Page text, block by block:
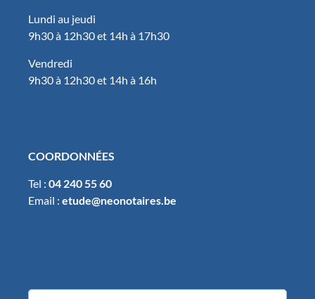
Lundi au jeudi
9h30 à 12h30 et 14h à 17h30
Vendredi
9h30 à 12h30 et 14h à 16h
COORDONNÉES
Tel : 04 240 55 60
Email : etude@neonotaires.be